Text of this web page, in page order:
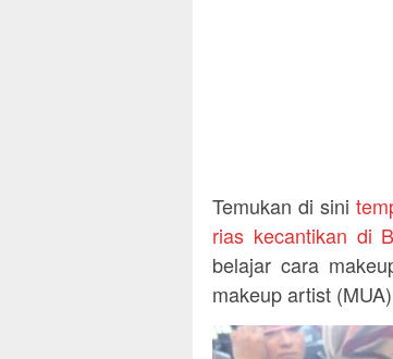
Temukan di sini
rias kecantikan di
belajar cara
makeup artist